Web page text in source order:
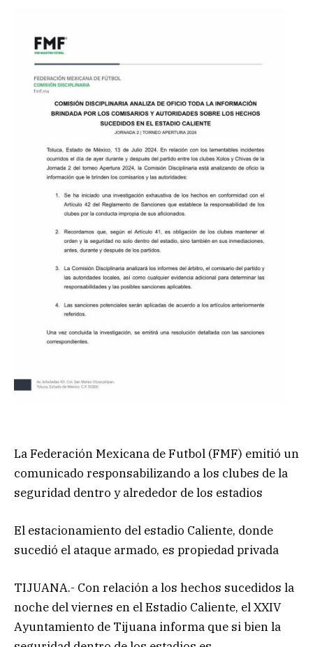
La Federación Mexicana de Futbol (FMF) emitió un
comunicado responsabilizando a los clubes de la
seguridad dentro y alrededor de los estadios
El estacionamiento del estadio Caliente, donde
sucedió el ataque armado, es propiedad privada
TIJUANA.- Con relación a los hechos sucedidos la
noche del viernes en el Estadio Caliente, el XXIV
Ayuntamiento de Tijuana informa que si bien la